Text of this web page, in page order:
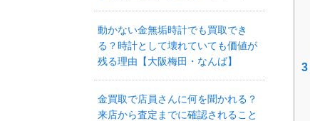
3
動かない金無垢時計でも買取でき
る？時計として壊れていても価値が
残る理由【大阪梅田・なんば】
金買取で店員さんに何を聞かれる？
来店から査定までに確認されること